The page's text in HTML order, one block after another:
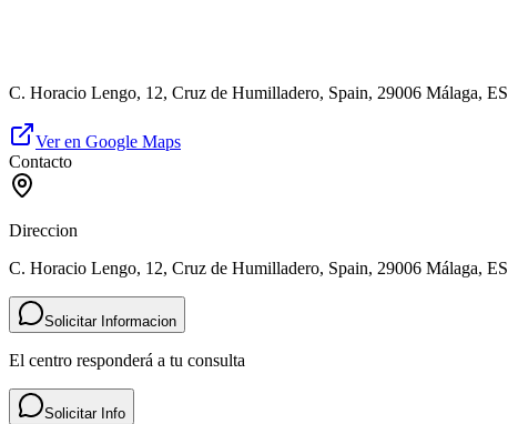
C. Horacio Lengo, 12, Cruz de Humilladero, Spain, 29006 Málaga, ES
Ver en Google Maps
Contacto
Direccion
C. Horacio Lengo, 12, Cruz de Humilladero, Spain, 29006 Málaga, ES
Solicitar Informacion
El centro responderá a tu consulta
Solicitar Info